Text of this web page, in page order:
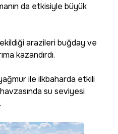
da etkisiyle büyük
arazileri buğday ve
kazandırdı.
ile ilkbaharda etkili
su seviyesi